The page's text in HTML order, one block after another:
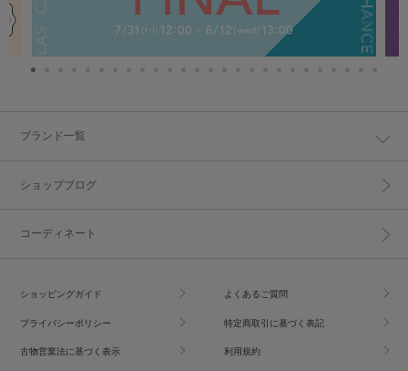
ブランド一覧
ショップブログ
コーディネート
ショッピングガイド よくあるご質問
プライバシーポリシー 特定商取引に基づく表記
古物営業法に基づく表示 利用規約